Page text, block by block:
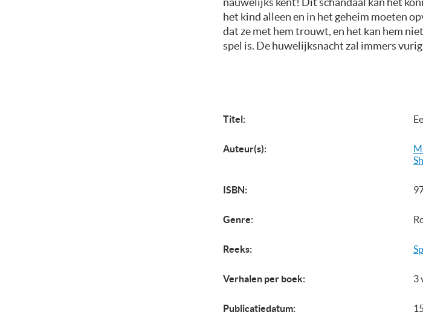
het kind alleen en in het geheim moeten
dat ze met hem trouwt, en het kan hem
spel is. De huwelijksnacht zal immers vurig
Titel:
Auteur(s):
ISBN:
Genre:
Reeks:
Verhalen per boek: 3
Publicatiedatum: